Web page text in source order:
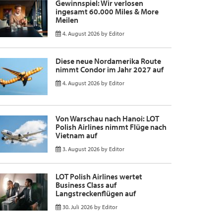
Gewinnspiel: Wir verlosen
ingesamt 60.000 Miles & More
Meilen
4. August 2026 by Editor
Diese neue Nordamerika Route
nimmt Condor im Jahr 2027 auf
4. August 2026 by Editor
Von Warschau nach Hanoi: LOT
Polish Airlines nimmt Flüge nach
Vietnam auf
3. August 2026 by Editor
LOT Polish Airlines wertet
Business Class auf
Langstreckenflügen auf
30. Juli 2026 by Editor